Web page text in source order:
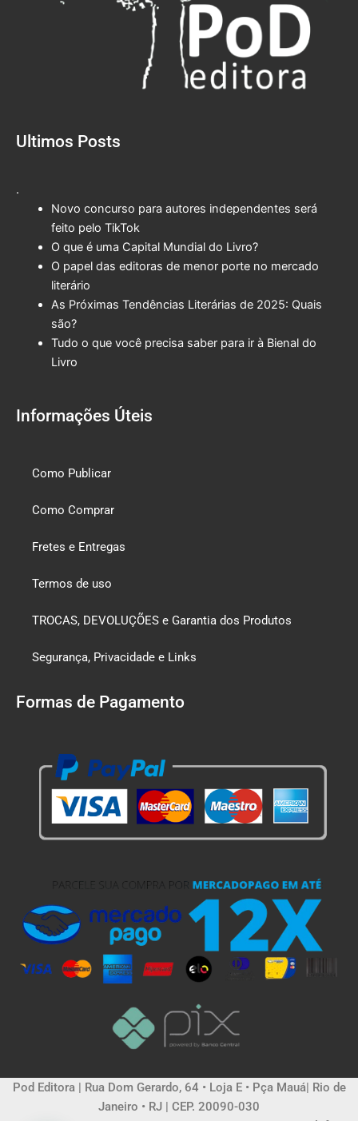
Ultimos Posts
.
Novo concurso para autores independentes será
feito pelo TikTok
O que é uma Capital Mundial do Livro?
O papel das editoras de menor porte no mercado
literário
As Próximas Tendências Literárias de 2025: Quais
são?
Tudo o que você precisa saber para ir à Bienal do
Livro
Informações Úteis
Como Publicar
Como Comprar
Fretes e Entregas
Termos de uso
TROCAS, DEVOLUÇÕES e Garantia dos Produtos
Segurança, Privacidade e Links
Formas de Pagamento
Pod Editora | Rua Dom Gerardo, 64 • Loja E • Pça Mauá| Rio de
Janeiro • RJ | CEP. 20090-030